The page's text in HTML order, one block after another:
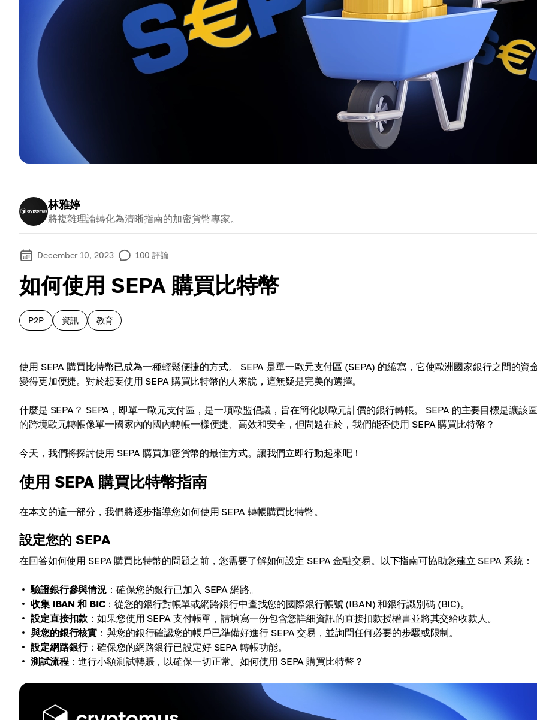
林雅婷
將複雜理論轉化為清晰指南的加密貨幣專家。
December 10, 2023 100 評論
如何使用 SEPA 購買比特幣
P2P 資訊 教育
使用 SEPA 購買比特幣已成為一種輕鬆便捷的方式。 SEPA 是單一歐元支付區 (​​SEPA) 的縮寫，它使歐洲國家銀行之間的資
變得更加便捷。對於想要使用 SEPA 購買比特幣的人來說，這無疑是完美的選擇。
什麼是 SEPA？ SEPA，即單一歐元支付區，是一項歐盟倡議，旨在簡化以歐元計價的銀行轉帳。 SEPA 的主要目標是讓該
的跨境歐元轉帳像單一國家內的國內轉帳一樣便捷、高效和安全，但問題在於，我們能否使用 SEPA 購買比特幣？
今天，我們將探討使用 SEPA 購買加密貨幣的最佳方式。讓我們立即行動起來吧！
使用 SEPA 購買比特幣指南
在本文的這一部分，我們將逐步指導您如何使用 SEPA 轉帳購買比特幣。
設定您的 SEPA
在回答如何使用 SEPA 購買比特幣的問題之前，您需要了解如何設定 SEPA 金融交易。以下指南可協助您建立 SEPA 系統：
驗證銀行參與情況 ：確保您的銀行已加入 SEPA 網路。
收集 IBAN 和 BIC：從您的銀行對帳單或網路銀行中查找您的國際銀行帳號 (IBAN) 和銀行識別碼 (BIC)。
設定直接扣款 ：如果您使用 SEPA 支付帳單，請填寫一份包含您詳細資訊的直接扣款授權書並將其交給收款人。
與您的銀行核實 ：與您的銀行確認您的帳戶已準備好進行 SEPA 交易，並詢問任何必要的步驟或限制。
設定網路銀行：確保您的網路銀行已設定好 SEPA 轉帳功能。
測試流程：進行小額測試轉賬，以確保一切正常。如何使用 SEPA 購買比特幣？